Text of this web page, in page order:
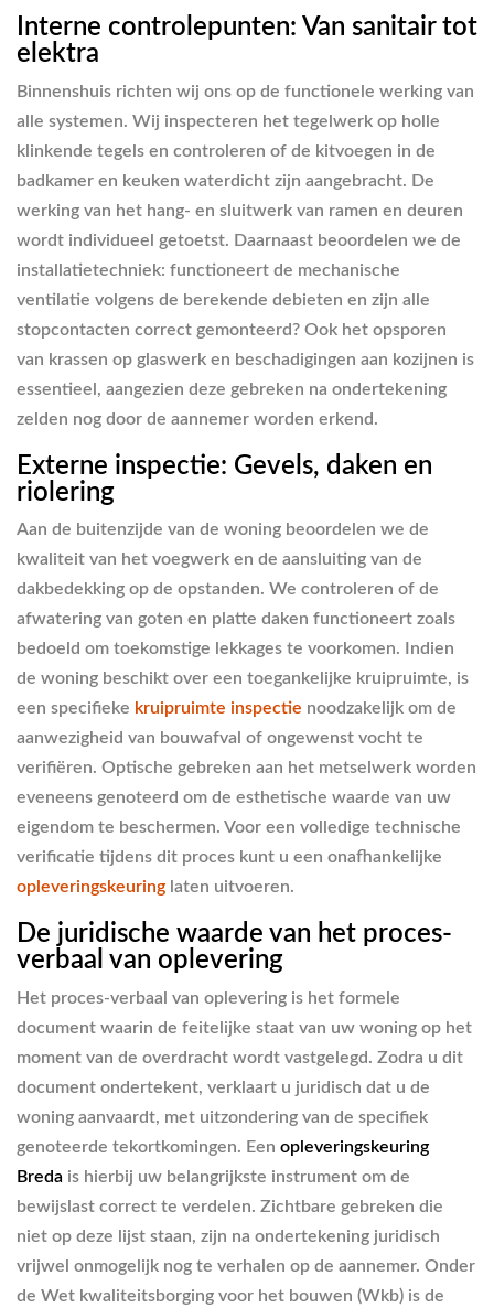
Interne controlepunten: Van sanitair tot
elektra
Binnenshuis richten wij ons op de functionele werking van
alle systemen. Wij inspecteren het tegelwerk op holle
klinkende tegels en controleren of de kitvoegen in de
badkamer en keuken waterdicht zijn aangebracht. De
werking van het hang- en sluitwerk van ramen en deuren
wordt individueel getoetst. Daarnaast beoordelen we de
installatietechniek: functioneert de mechanische
ventilatie volgens de berekende debieten en zijn alle
stopcontacten correct gemonteerd? Ook het opsporen
van krassen op glaswerk en beschadigingen aan kozijnen is
essentieel, aangezien deze gebreken na ondertekening
zelden nog door de aannemer worden erkend.
Externe inspectie: Gevels, daken en
riolering
Aan de buitenzijde van de woning beoordelen we de
kwaliteit van het voegwerk en de aansluiting van de
dakbedekking op de opstanden. We controleren of de
afwatering van goten en platte daken functioneert zoals
bedoeld om toekomstige lekkages te voorkomen. Indien
de woning beschikt over een toegankelijke kruipruimte, is
een specifieke kruipruimte inspectie noodzakelijk om de
aanwezigheid van bouwafval of ongewenst vocht te
verifiëren. Optische gebreken aan het metselwerk worden
eveneens genoteerd om de esthetische waarde van uw
eigendom te beschermen. Voor een volledige technische
verificatie tijdens dit proces kunt u een onafhankelijke
opleveringskeuring laten uitvoeren.
De juridische waarde van het proces-
verbaal van oplevering
Het proces-verbaal van oplevering is het formele
document waarin de feitelijke staat van uw woning op het
moment van de overdracht wordt vastgelegd. Zodra u dit
document ondertekent, verklaart u juridisch dat u de
woning aanvaardt, met uitzondering van de specifiek
genoteerde tekortkomingen. Een opleveringskeuring
Breda is hierbij uw belangrijkste instrument om de
bewijslast correct te verdelen. Zichtbare gebreken die
niet op deze lijst staan, zijn na ondertekening juridisch
vrijwel onmogelijk nog te verhalen op de aannemer. Onder
de Wet kwaliteitsborging voor het bouwen (Wkb) is de